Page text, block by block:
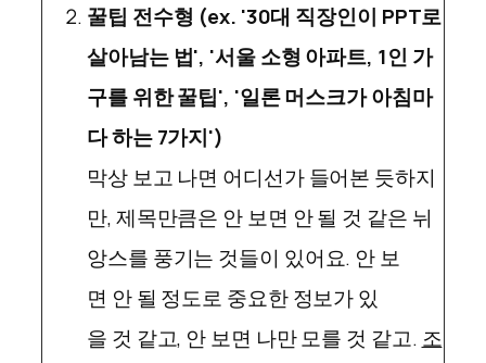
꿀팁 전수형 (ex. '30대 직장인이 PPT로
살아남는 법', '서울 소형 아파트, 1인 가
구를 위한 꿀팁', '일론 머스크가 아침마
다 하는 7가지')
막상 보고 나면 어디선가 들어본 듯하지
만, 제목만큼은 안 보면 안 될 것 같은 뉘
앙스를 풍기는 것들이 있어요. 안 보
면 안 될 정도로 중요한 정보가 있
을 것 같고, 안 보면 나만 모를 것 같고. 조